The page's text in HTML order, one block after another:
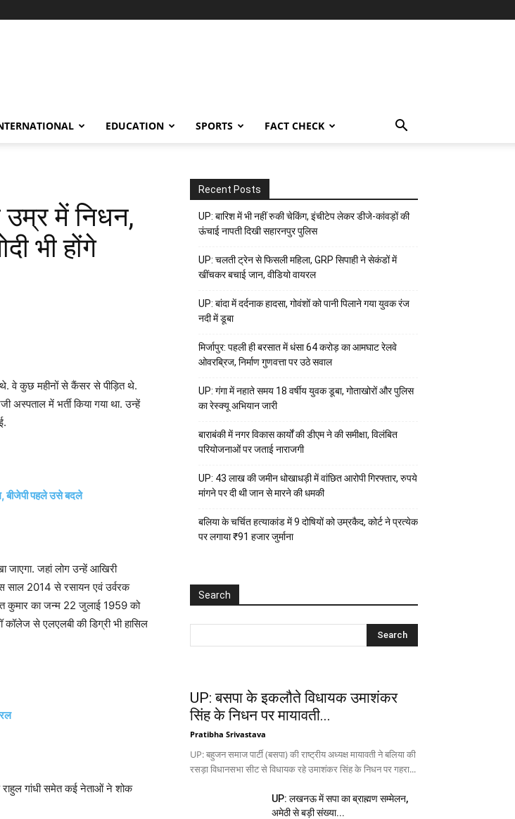
EDUCATION SPORTS FACT CHECK
में निधन,
भी होंगे
वे कुछ महीनों से कैंसर से पीड़ित थे.
अस्पताल में भर्ती किया गया था. उन्हें
बीजेपी पहले उसे बदले
जहां लोग उन्हें आखिरी
साल 2014 से रसायन एवं उर्वरक
कुमार का जन्म 22 जुलाई 1959 को
से एलएलबी की डिग्री भी हासिल
राहुल गांधी समेत कई नेताओं ने शोक
Recent Posts
UP: बारिश में भी नहीं रुकी चेकिंग, इंचीटेप लेकर डीजे-कांवड़ों की
ऊंचाई नापती दिखी सहारनपुर पुलिस
UP: चलती ट्रेन से फिसली महिला, GRP सिपाही ने सेकंडों में
खींचकर बचाई जान, वीडियो वायरल
UP: बांदा में दर्दनाक हादसा, गोवंशों को पानी पिलाने गया युवक रंज
नदी में डूबा
मिर्जापुर: पहली ही बरसात में धंसा 64 करोड़ का आमघाट रेलवे
ओवरब्रिज, निर्माण गुणवत्ता पर उठे सवाल
UP: गंगा में नहाते समय 18 वर्षीय युवक डूबा, गोताखोरों और पुलिस
का रेस्क्यू अभियान जारी
बाराबंकी में नगर विकास कार्यों की डीएम ने की समीक्षा, विलंबित
परियोजनाओं पर जताई नाराजगी
UP: 43 लाख की जमीन धोखाधड़ी में वांछित आरोपी गिरफ्तार, रुपये
मांगने पर दी थी जान से मारने की धमकी
बलिया के चर्चित हत्याकांड में 9 दोषियों को उम्रकैद, कोर्ट ने प्रत्येक
पर लगाया ₹91 हजार जुर्माना
Search
UP: बसपा के इकलौते विधायक उमाशंकर
सिंह के निधन पर मायावती...
Pratibha Srivastava
UP: बहुजन समाज पार्टी (बसपा) की राष्ट्रीय अध्यक्ष मायावती ने बलिया की
रसड़ा विधानसभा सीट से विधायक रहे उमाशंकर सिंह के निधन पर गहरा...
UP: लखनऊ में सपा का ब्राह्मण सम्मेलन,
अमेठी से बड़ी संख्या...